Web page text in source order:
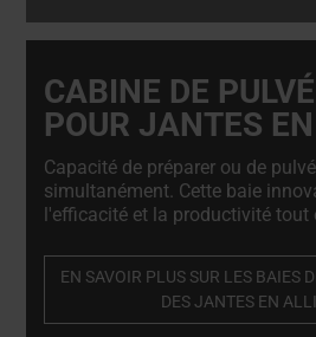
CABINE DE
POUR JANTES
Capacité de préparer ou de
simultanément. Cette baie
l'efficacité et la productivité
possibilité de s'étendre en une
fermée, s'adaptant ainsi
de vos besoins. La cabine de
EN SAVOIR PLUS SUR LES BAIES
DES JANTES EN